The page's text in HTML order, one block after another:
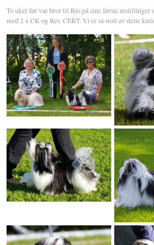
To uker før var bror til Rio på sine første utstillinger
med 2 x CK og Res. CERT. Vi er så stolt av dette